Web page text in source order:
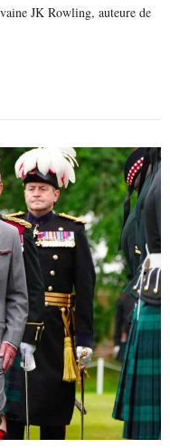
JK Rowling, auteure de